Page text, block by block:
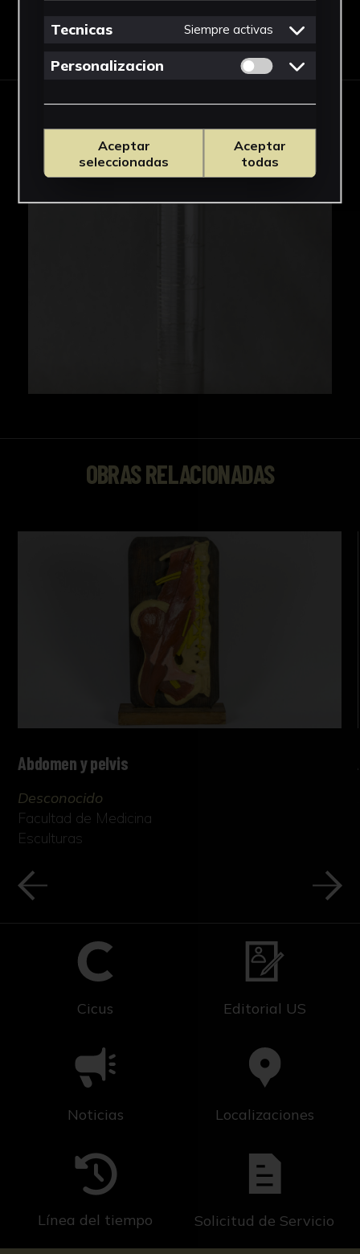
Descargar Ficha
IMÁGENES
OBRAS RELACIONADAS
Abdomen y pelvis
Desconocido
Facultad de Medicina
Esculturas
Cicus Editorial US
Noticias Localizaciones
Línea del tiempo Solicitud de Servicio
Tecnicas Siempre activas
Personalizacion Permitir cookies
Aceptar
seleccionadas
Aceptar
todas